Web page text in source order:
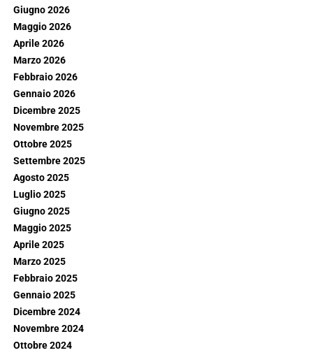
Giugno 2026
Maggio 2026
Aprile 2026
Marzo 2026
Febbraio 2026
Gennaio 2026
Dicembre 2025
Novembre 2025
Ottobre 2025
Settembre 2025
Agosto 2025
Luglio 2025
Giugno 2025
Maggio 2025
Aprile 2025
Marzo 2025
Febbraio 2025
Gennaio 2025
Dicembre 2024
Novembre 2024
Ottobre 2024